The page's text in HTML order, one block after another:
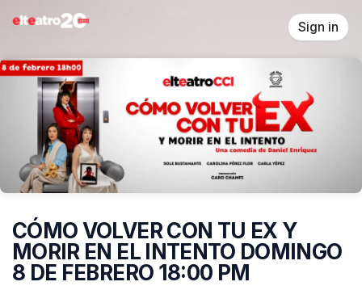
Skip header
Sign in
CÓMO VOLVER CON TU EX Y
MORIR EN EL INTENTO DOMINGO
8 DE FEBRERO 18:00 PM